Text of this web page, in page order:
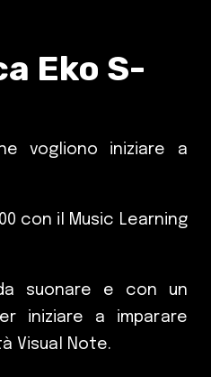
Eko S-
vogliono iniziare a
con il Music Learning
suonare e con un
iniziare a imparare
Visual Note.